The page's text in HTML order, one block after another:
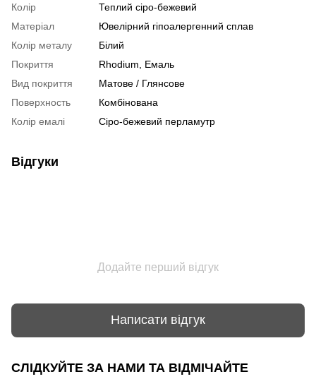
Колір
Теплий сіро-бежевий
Матеріал
Ювелірний гіпоалергенний сплав
Колір металу
Білий
Покриття
Rhodium, Емаль
Вид покриття
Матове / Глянсове
Поверхность
Комбінована
Колір емалі
Сіро-бежевий перламутр
Відгуки
Додайте перший відгук
Написати відгук
СЛІДКУЙТЕ ЗА НАМИ ТА ВІДМІЧАЙТЕ